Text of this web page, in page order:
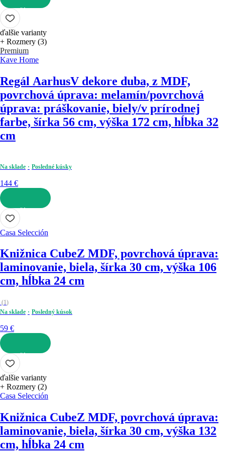
DO KOŠÍKA
ďalšie varianty
+ Rozmery (3)
Premium
Kave Home
Regál AarhusV dekore duba, z MDF,
povrchová úprava: melamín/povrchová
úprava: práškovanie, biely/v prírodnej
farbe, šírka 56 cm, výška 172 cm, hĺbka 32
cm
Na sklade Posledné kúsky
144 €
DO KOŠÍKA
Casa Selección
Knižnica CubeZ MDF, povrchová úprava:
laminovanie, biela, šírka 30 cm, výška 106
cm, hĺbka 24 cm
(1)
Na sklade
Posledný kúsok
59 €
DO KOŠÍKA
ďalšie varianty
+ Rozmery (2)
Casa Selección
Knižnica CubeZ MDF, povrchová úprava:
laminovanie, biela, šírka 30 cm, výška 132
cm, hĺbka 24 cm